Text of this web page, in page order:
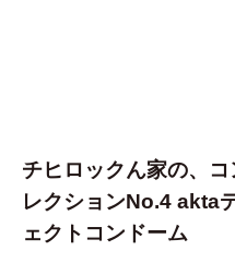
チヒロックん家の、
レクションNo.4 akta
ェクトコンドーム